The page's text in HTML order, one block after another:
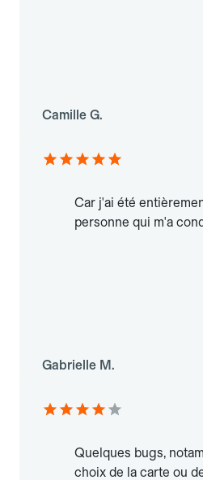
Camille G.
Car j'ai été
personne qui m'a
Gabrielle M.
Quelques bugs,
choix de la carte ou